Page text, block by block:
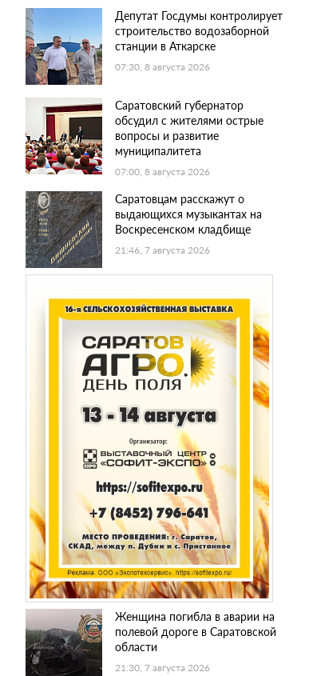
Депутат Госдумы контролирует
строительство водозаборной
станции в Аткарске
07:30, 8 августа 2026
Саратовский губернатор
обсудил с жителями острые
вопросы и развитие
муниципалитета
07:00, 8 августа 2026
Саратовцам расскажут о
выдающихся музыкантах на
Воскресенском кладбище
21:46, 7 августа 2026
Женщина погибла в аварии на
полевой дороге в Саратовской
области
21:30, 7 августа 2026